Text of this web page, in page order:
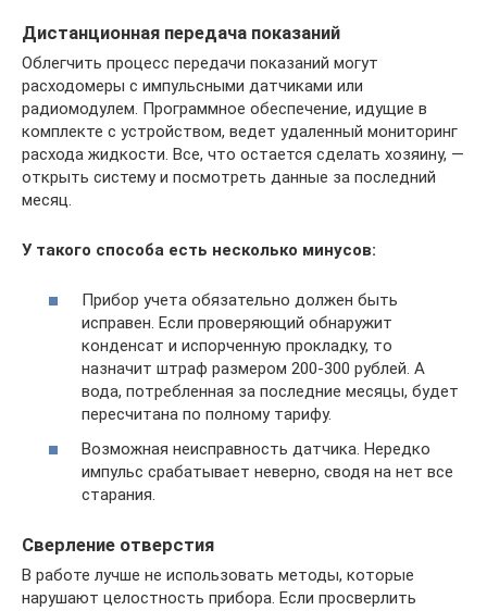
Дистанционная передача показаний
Облегчить процесс передачи показаний могут
расходомеры с импульсными датчиками или
радиомодулем. Программное обеспечение, идущие в
комплекте с устройством, ведет удаленный мониторинг
расхода жидкости. Все, что остается сделать хозяину, —
открыть систему и посмотреть данные за последний
месяц.
У такого способа есть несколько минусов:
Прибор учета обязательно должен быть
исправен. Если проверяющий обнаружит
конденсат и испорченную прокладку, то
назначит штраф размером 200-300 рублей. А
вода, потребленная за последние месяцы, будет
пересчитана по полному тарифу.
Возможная неисправность датчика. Нередко
импульс срабатывает неверно, сводя на нет все
старания.
Сверление отверстия
В работе лучше не использовать методы, которые
нарушают целостность прибора. Если просверлить